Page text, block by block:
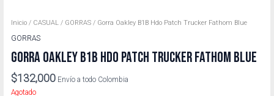
Inicio / CASUAL / GORRAS / Gorra Oakley B1B Hdo Patch Trucker Fathom Blue
GORRAS
GORRA OAKLEY B1B HDO PATCH TRUCKER FATHOM BLUE
$132,000 Envío a todo Colombia
Agotado